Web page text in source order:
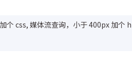
个 css, 媒体流查询，小于 400px 加个